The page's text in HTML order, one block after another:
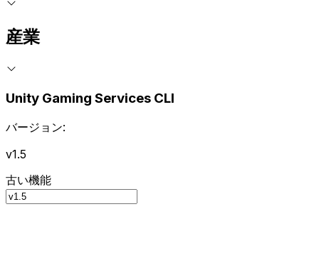
産業
Unity Gaming Services CLI
バージョン:
v1.5
古い機能